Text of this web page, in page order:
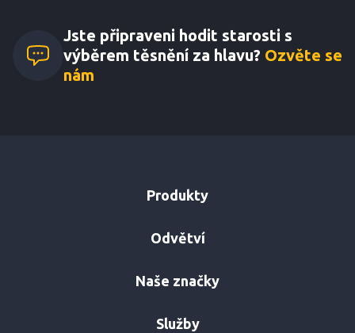
Jste připraveni hodit starosti s
výběrem těsnění za hlavu? Ozvěte se
nám
Produkty
Odvětví
Naše značky
Služby